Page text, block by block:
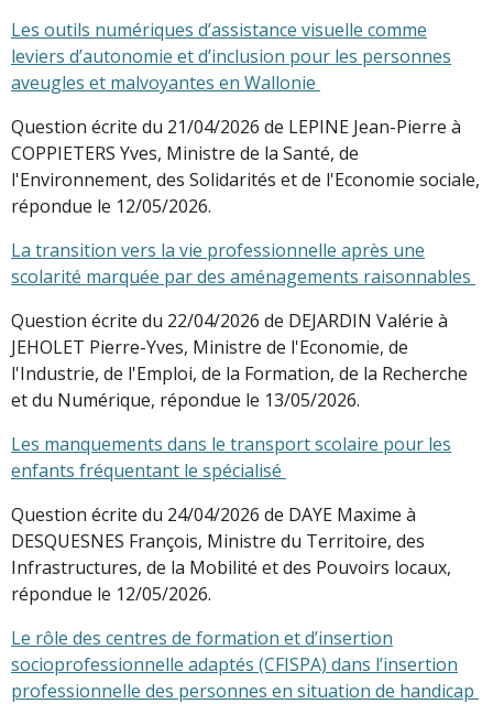
Les outils numériques d’assistance visuelle comme
leviers d’autonomie et d’inclusion pour les personnes
aveugles et malvoyantes en Wallonie
Question écrite du 21/04/2026 de LEPINE Jean-Pierre à
COPPIETERS Yves, Ministre de la Santé, de
l'Environnement, des Solidarités et de l'Economie sociale,
répondue le 12/05/2026.
La transition vers la vie professionnelle après une
scolarité marquée par des aménagements raisonnables
Question écrite du 22/04/2026 de DEJARDIN Valérie à
JEHOLET Pierre-Yves, Ministre de l'Economie, de
l'Industrie, de l'Emploi, de la Formation, de la Recherche
et du Numérique, répondue le 13/05/2026.
Les manquements dans le transport scolaire pour les
enfants fréquentant le spécialisé
Question écrite du 24/04/2026 de DAYE Maxime à
DESQUESNES François, Ministre du Territoire, des
Infrastructures, de la Mobilité et des Pouvoirs locaux,
répondue le 12/05/2026.
Le rôle des centres de formation et d’insertion
socioprofessionnelle adaptés (CFISPA) dans l’insertion
professionnelle des personnes en situation de handicap